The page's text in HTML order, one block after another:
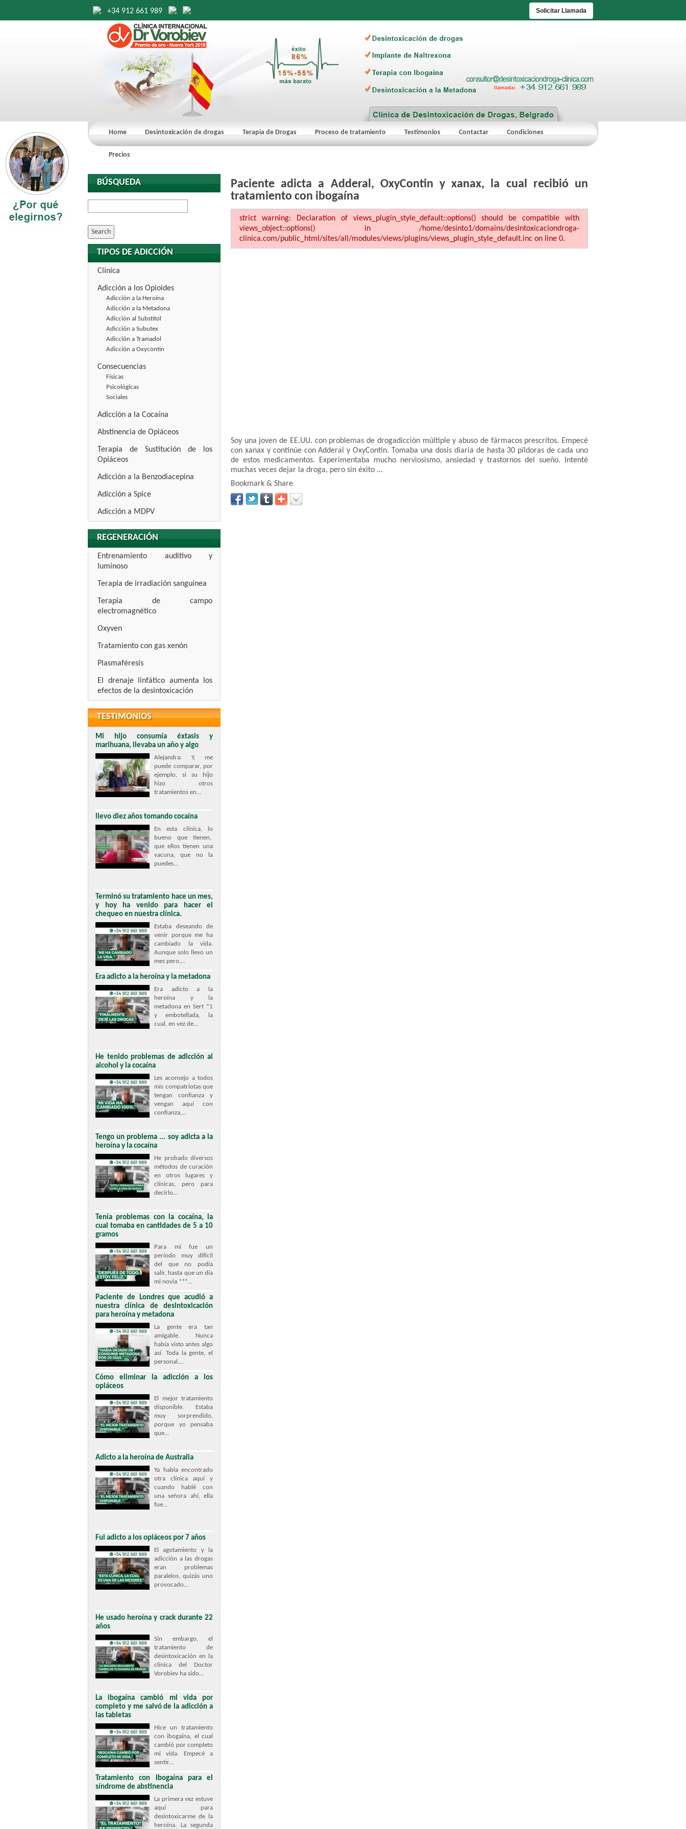
+34 912 661 989 Solicitar Llamada
Home Desintoxicación de drogas Terapia de Drogas Proceso de tratamiento Testimonios Contactar Condiciones
Precios
Paciente adicta a Adderal, OxyContin y xanax, la cual recibió un
tratamiento con ibogaína
strict warning: Declaration of views_plugin_style_default::options() should be compatible with
views_object::options() in /home/desinto1/domains/desintoxicaciondroga-
clinica.com/public_html/sites/all/modules/views/plugins/views_plugin_style_default.inc on line 0.
Soy una joven de EE.UU. con problemas de drogadicción múltiple y abuso de fármacos prescritos. Empecé
con xanax y continúe con Adderal y OxyContin. Tomaba una dosis diaria de hasta 30 píldoras de cada uno
de estos medicamentos. Experimentaba mucho nerviosismo, ansiedad y trastornos del sueño. Intenté
muchas veces dejar la droga, pero sin éxito ...
Bookmark & Share
BÚSQUEDA
TIPOS DE ADICCIÓN
Clínica
Adicción a los Opioides
Adicción a la Heroína
Adicción a la Metadona
Adicción al Substitol
Adicción a Subutex
Adicción a Tramadol
Adicción a Oxycontin
Consecuencias
Físicas
Psicológicas
Sociales
Adicción a la Cocaína
Abstinencia de Opiáceos
Terapia de Sustitución de los
Opiáceos
Adicción a la Benzodiacepina
Adicción a Spice
Adicción a MDPV
REGENERACIÓN
Entrenamiento auditivo y
luminoso
Terapia de irradiación sanguínea
Terapia de campo
electromagnético
Oxyven
Tratamiento con gas xenón
Plasmaféresis
El drenaje linfático aumenta los
efectos de la desintoxicación
TESTIMONIOS
Mi hijo consumía éxtasis y
marihuana, llevaba un año y algo
Alejandra: Y, me
puede comparar, por
ejemplo, si su hijo
hizo otros
tratamientos en...
llevo diez años tomando cocaína
En esta clínica, lo
bueno que tienen,
que ellos tienen una
vacuna, que no la
puedes...
Terminó su tratamiento hace un mes,
y hoy ha venido para hacer el
chequeo en nuestra clínica.
Estaba deseando de
venir porque me ha
cambiado la vida.
Aunque solo llevo un
mes pero,...
Era adicto a la heroína y la metadona
Era adicto a la
heroína y la
metadona en Sert *1
y embotellada, la
cual, en vez de...
He tenido problemas de adicción al
alcohol y la cocaína
Les aconsejo a todos
mis compatriotas que
tengan confianza y
vengan aquí con
confianza,...
Tengo un problema ... soy adicta a la
heroína y la cocaína
He probado diversos
métodos de curación
en otros lugares y
clínicas, pero para
decirlo...
Tenía problemas con la cocaína, la
cual tomaba en cantidades de 5 a 10
gramos
Para mí fue un
período muy difícil
del que no podía
salir, hasta que un día
mi novia ***...
Paciente de Londres que acudió a
nuestra clínica de desintoxicación
para heroína y metadona
La gente era tan
amigable. Nunca
había visto antes algo
así. Toda la gente, el
personal,...
Cómo eliminar la adicción a los
opiáceos
El mejor tratamiento
disponible. Estaba
muy sorprendido,
porque yo pensaba
que...
Adicto a la heroína de Australia
Ya había encontrado
otra clínica aquí y
cuando hablé con
una señora ahí, ella
fue...
Fui adicto a los opiáceos por 7 años
El agotamiento y la
adicción a las drogas
eran problemas
paralelos, quizás uno
provocado...
He usado heroína y crack durante 22
años
Sin embargo, el
tratamiento de
desintoxicación en la
clínica del Doctor
Vorobiev ha sido...
La ibogaína cambió mi vida por
completo y me salvó de la adicción a
las tabletas
Hice un tratamiento
con ibogaína, el cual
cambió por completo
mi vida. Empecé a
sentir...
Tratamiento con Ibogaína para el
síndrome de abstinencia
La primera vez estuve
aquí para
desintoxicarme de la
heroína. La segunda